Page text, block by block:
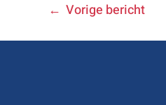
BERICHT
NAVIGATIE
Vorige bericht